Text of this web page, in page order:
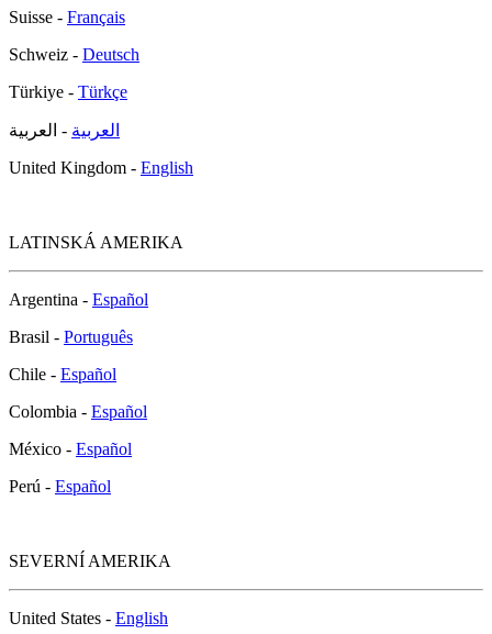
Suisse - Français
Schweiz - Deutsch
Türkiye - Türkçe
العربية - العربية
United Kingdom - English
LATINSKÁ AMERIKA
Argentina - Español
Brasil - Português
Chile - Español
Colombia - Español
México - Español
Perú - Español
SEVERNÍ AMERIKA
United States - English